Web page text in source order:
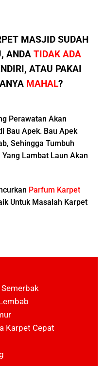
MASJID SUDAH
ANDA TIDAK ADA
ATAU PAKAI
MAHAL?
Perawatan Akan
Bau Apek. Bau Apek
Sehingga Tumbuh
Lambat Laun Akan
Parfum Karpet
Untuk Masalah Karpet
Karpet Cepat